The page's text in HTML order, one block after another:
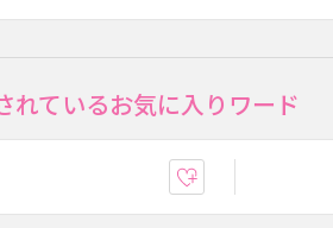
れているお気に入りワード